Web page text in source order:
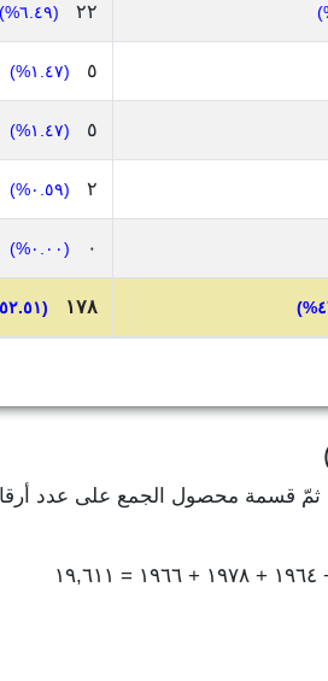
٢٢ (٦.٤٩%)
٥ (١.٤٧%)
٥ (١.٤٧%)
٢ (٠.٥٩%)
٠ (٠.٠٠%)
١٧٨ (٥٢.٥١%)
ثمّ قسمة محصول الجمع على عدد